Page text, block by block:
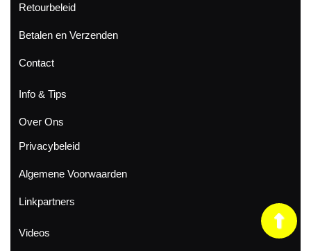
Retourbeleid
Betalen en Verzenden
Contact
Info & Tips
Over Ons
Privacybeleid
Algemene Voorwaarden
Linkpartners
Videos